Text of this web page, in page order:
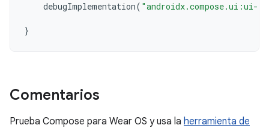
debugImplementation( "androidx.compose.ui:ui-
}
Comentarios
Prueba Compose para Wear OS y usa la herramienta de